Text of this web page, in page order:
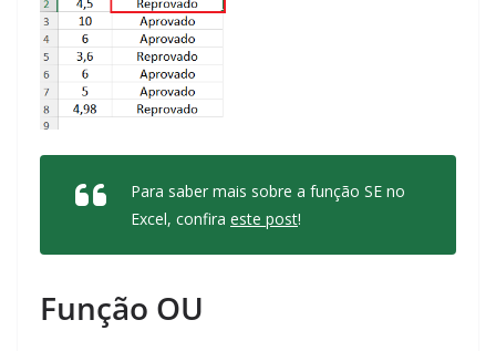
Para saber mais sobre a função SE no
Excel, confira este post!
Função OU